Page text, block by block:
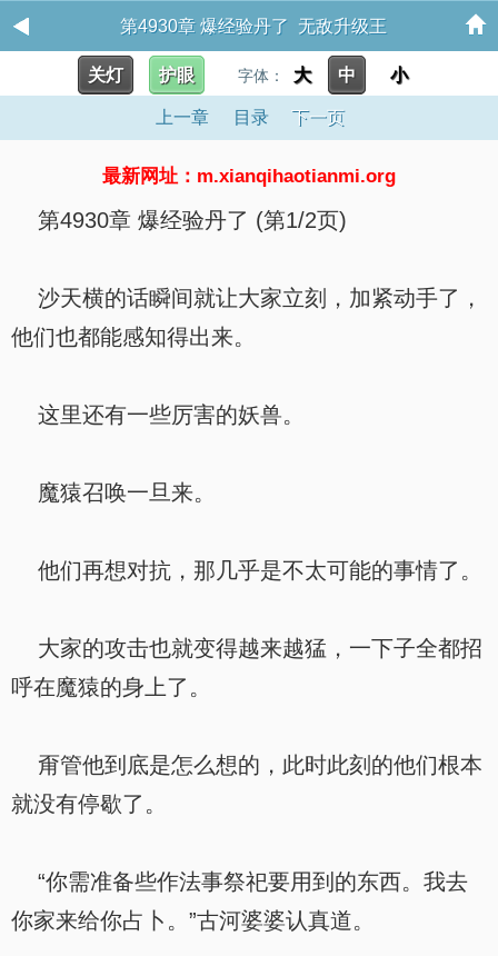
第4930章 爆经验丹了 无敌升级王
关灯 护眼 字体： 大 中 小
上一章 目录 下一页
最新网址：m.xianqihaotianmi.org
第4930章 爆经验丹了 (第1/2页)
沙天横的话瞬间就让大家立刻，加紧动手了，
他们也都能感知得出来。
这里还有一些厉害的妖兽。
魔猿召唤一旦来。
他们再想对抗，那几乎是不太可能的事情了。
大家的攻击也就变得越来越猛，一下子全都招
呼在魔猿的身上了。
甭管他到底是怎么想的，此时此刻的他们根本
就没有停歇了。
“你需准备些作法事祭祀要用到的东西。我去
你家来给你占卜。”古河婆婆认真道。